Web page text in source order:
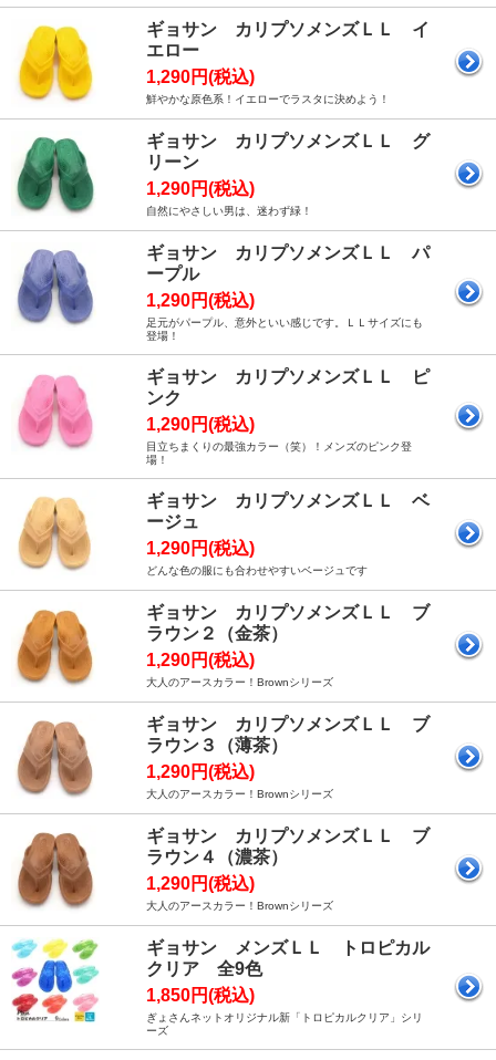
ギョサン カリプソメンズＬＬ イ
エロー
1,290円(税込)
鮮やかな原色系！イエローでラスタに決めよう！
ギョサン カリプソメンズＬＬ グ
リーン
1,290円(税込)
自然にやさしい男は、迷わず緑！
ギョサン カリプソメンズＬＬ パ
ープル
1,290円(税込)
足元がパープル、意外といい感じです。ＬＬサイズにも
登場！
ギョサン カリプソメンズＬＬ ピ
ンク
1,290円(税込)
目立ちまくりの最強カラー（笑）！メンズのピンク登
場！
ギョサン カリプソメンズＬＬ ベ
ージュ
1,290円(税込)
どんな色の服にも合わせやすいベージュです
ギョサン カリプソメンズＬＬ ブ
ラウン２（金茶）
1,290円(税込)
大人のアースカラー！Brownシリーズ
ギョサン カリプソメンズＬＬ ブ
ラウン３（薄茶）
1,290円(税込)
大人のアースカラー！Brownシリーズ
ギョサン カリプソメンズＬＬ ブ
ラウン４（濃茶）
1,290円(税込)
大人のアースカラー！Brownシリーズ
ギョサン メンズＬＬ トロピカル
クリア 全9色
1,850円(税込)
ぎょさんネットオリジナル新「トロピカルクリア」シリ
ーズ